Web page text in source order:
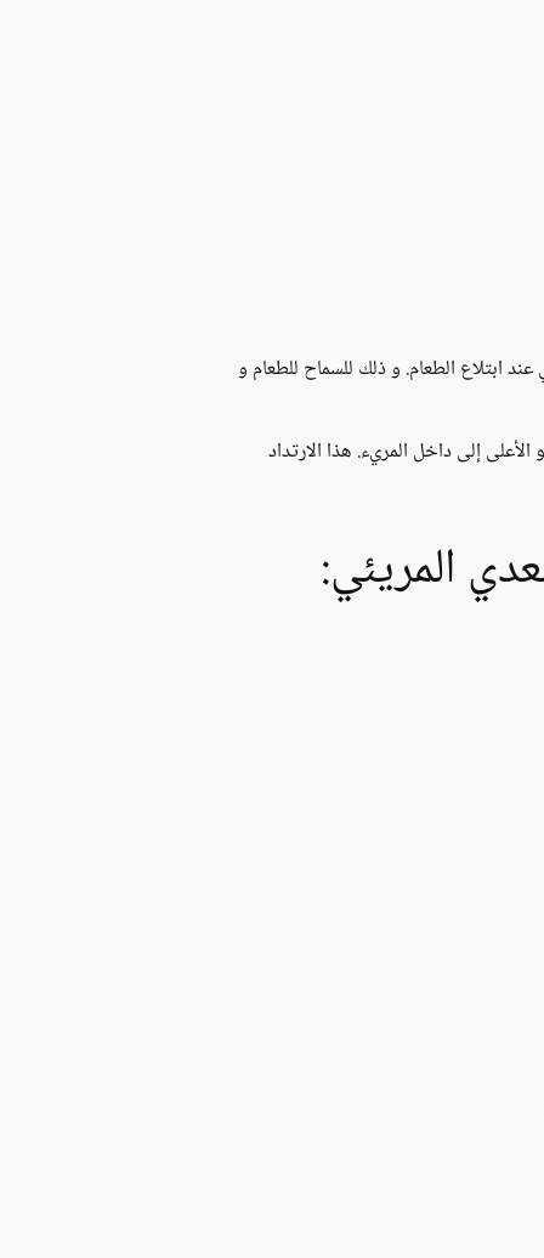
ابتلاع الطعام. و ذلك للسماح للطعام و
إلى داخل المريء. هذا الارتداد
المريئي: